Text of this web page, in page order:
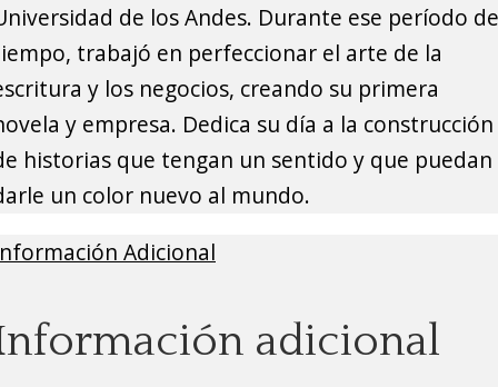
de los Andes. Durante ese período de
trabajó en perfeccionar el arte de la
y los negocios, creando su primera
y empresa. Dedica su día a la construcción
historias que tengan un sentido y que puedan
un color nuevo al mundo.
Adicional
adicional